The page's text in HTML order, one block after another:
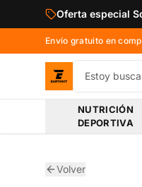
Saltar al contenido
Oferta especial
Envío gratuito en
NUTRICIÓN
DEPORTIVA
Volver